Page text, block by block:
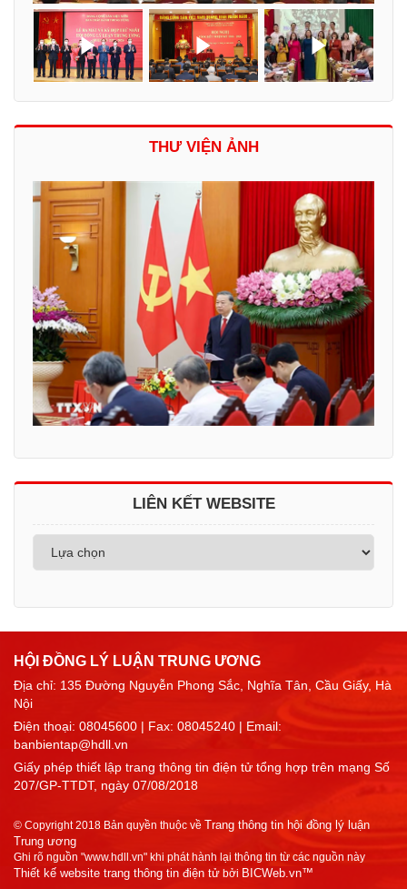
THƯ VIỆN ẢNH
LIÊN KẾT WEBSITE
HỘI ĐỒNG LÝ LUẬN TRUNG ƯƠNG
Địa chỉ: 135 Đường Nguyễn Phong Sắc, Nghĩa Tân, Cầu Giấy, Hà
Nội
Điện thoại: 08045600 | Fax: 08045240 | Email:
banbientap@hdll.vn
Giấy phép thiết lập trang thông tin điện tử tổng hợp trên mạng Số
207/GP-TTDT, ngày 07/08/2018
© Copyright 2018 Bản quyền thuộc về Trang thông tin hội đồng lý luận
Trung ương
Ghi rõ nguồn "www.hdll.vn" khi phát hành lại thông tin từ các nguồn này
Thiết kế website trang thông tin điện tử bởi BICWeb.vn™